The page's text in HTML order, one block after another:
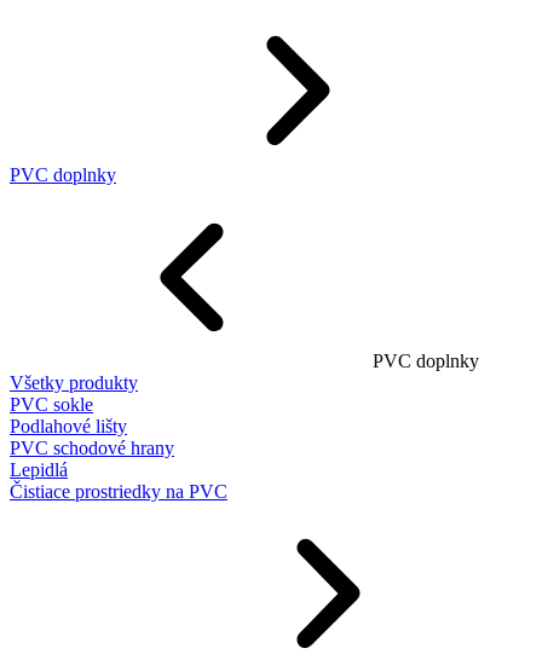
PVC doplnky
PVC doplnky
Všetky produkty
PVC sokle
Podlahové lišty
PVC schodové hrany
Lepidlá
Čistiace prostriedky na PVC